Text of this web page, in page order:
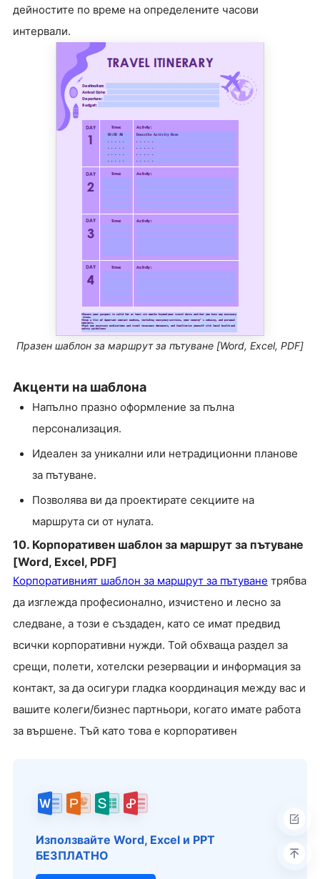
дейностите по време на определените часови
интервали.
Празен шаблон за маршрут за пътуване [Word, Excel, PDF]
Акценти на шаблона
Напълно празно оформление за пълна
персонализация.
Идеален за уникални или нетрадиционни планове
за пътуване.
Позволява ви да проектирате секциите на
маршрута си от нулата.
10. Корпоративен шаблон за маршрут за пътуване
[Word, Excel, PDF]
Корпоративният шаблон за маршрут за пътуване трябва
да изглежда професионално, изчистено и лесно за
следване, а този е създаден, като се имат предвид
всички корпоративни нужди. Той обхваща раздел за
срещи, полети, хотелски резервации и информация за
контакт, за да осигури гладка координация между вас и
вашите колеги/бизнес партньори, когато имате работа
за вършене. Тъй като това е корпоративен
Използвайте Word, Excel и PPT
БЕЗПЛАТНО